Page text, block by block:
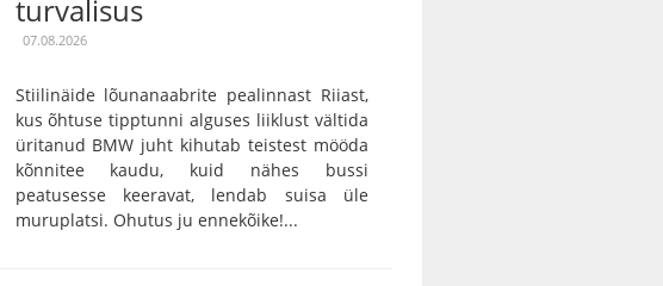
turvalisus
07.08.2026
Stiilinäide lõunanaabrite pealinnast Riiast,
kus õhtuse tipptunni alguses liiklust vältida
üritanud BMW juht kihutab teistest mööda
kõnnitee kaudu, kuid nähes bussi
peatusesse keeravat, lendab suisa üle
muruplatsi. Ohutus ju ennekõike!...